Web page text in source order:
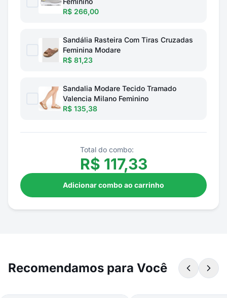
R$ 266,00
Sandália Rasteira Com Tiras Cruzadas
Feminina Modare
R$ 81,23
Sandalia Modare Tecido Tramado
Valencia Milano Feminino
R$ 135,38
Total do combo:
R$ 117,33
Adicionar combo ao carrinho
Recomendamos para Você